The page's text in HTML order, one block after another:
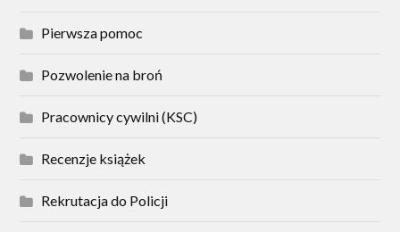
Pierwsza pomoc
Pozwolenie na broń
Pracownicy cywilni (KSC)
Recenzje książek
Rekrutacja do Policji